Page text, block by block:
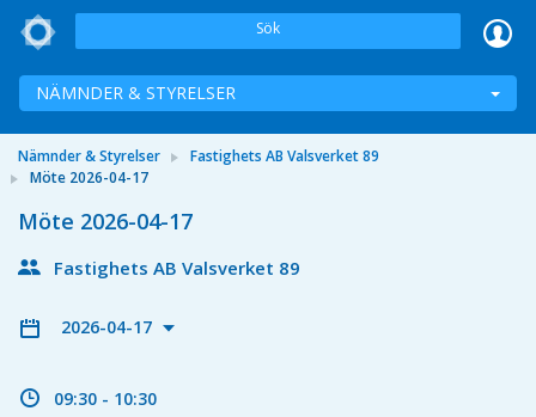
Sök
NÄMNDER & STYRELSER
Nämnder & Styrelser
Fastighets AB Valsverket 89
Möte 2026-04-17
Möte 2026-04-17
Fastighets AB Valsverket 89
2026-04-17
09:30 - 10:30